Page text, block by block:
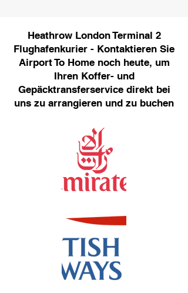
Heathrow London Terminal 2
Flughafenkurier - Kontaktieren Sie
Airport To Home noch heute, um
Ihren Koffer- und
Gepäcktransferservice direkt bei
uns zu arrangieren und zu buchen